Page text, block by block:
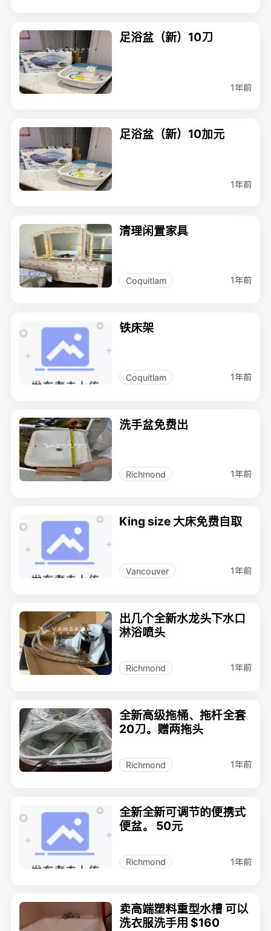
足浴盆（新）10刀
1年前
足浴盆（新）10加元
1年前
清理闲置家具
Coquitlam 1年前
铁床架
Coquitlam 1年前
洗手盆免费出
Richmond 1年前
King size 大床免费自取
Vancouver 1年前
出几个全新水龙头下水口
淋浴喷头
Richmond 1年前
全新高级拖桶、拖杆全套
20刀。赠两拖头
Richmond 1年前
全新全新可调节的便携式
便盆。 50元
Richmond 1年前
卖高端塑料重型水槽 可以
洗衣服洗手用 $160